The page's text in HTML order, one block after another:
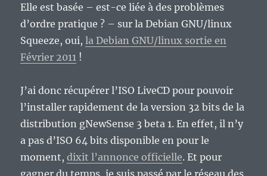
Elle est basée – est-ce liée à des problèmes
d’ordre pratique ? – sur la Debian GNU/linux
Squeeze, oui,la Debian GNU/linux sortie en
Février 2011 !
J’ai donc récupérer l’ISO LiveCD pour pouvoir
l’installer rapidement de la version 32 bits de la
distribution gNewSense 3 beta 1. En effet, il n’y
a pas d’ISO 64 bits disponible en pour le
moment,dixit l’annonce officielle. Et pour